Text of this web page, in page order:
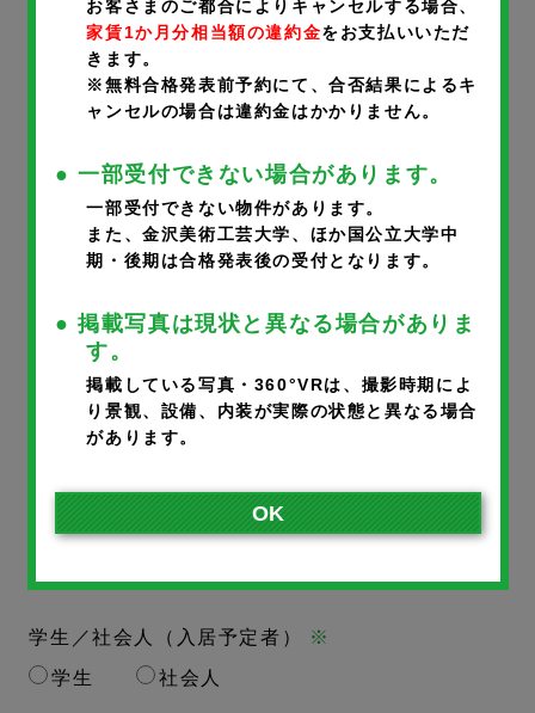
携帯番号 ※
メールアドレス※
※ご入力いただいたメールアドレスに完了メールが届きます。
※携帯のアドレスの方は、宛先指定受信で@noka.co.jpをご登録
ください。
入居者さまとの続柄※
学生／社会人（入居予定者）
※
学生
社会人
お客さまのご都合によりキャンセルする場合、
家賃1か月分相当額の違約金をお支払いいただ
きます。
※無料合格発表前予約にて、合否結果によるキ
ャンセルの場合は違約金はかかりません。
● 一部受付できない場合があります。
一部受付できない物件があります。
また、金沢美術工芸大学、ほか国公立大学中
期・後期は合格発表後の受付となります。
● 掲載写真は現状と異なる場合がありま
す。
掲載している写真・360°VRは、撮影時期によ
り景観、設備、内装が実際の状態と異なる場合
があります。
OK